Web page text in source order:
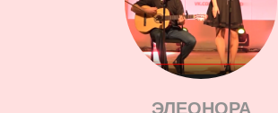
ЭЛЕОНОРА